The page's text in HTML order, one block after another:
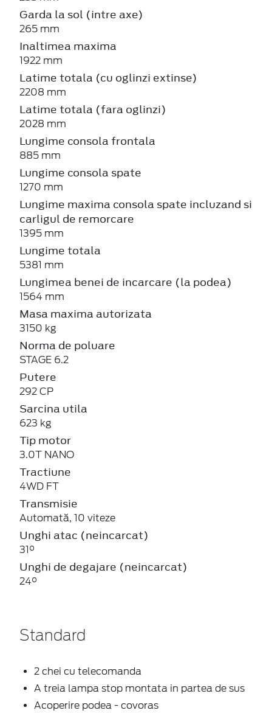
Garda la sol (intre axe)
265 mm
Inaltimea maxima
1922 mm
Latime totala (cu oglinzi extinse)
2208 mm
Latime totala (fara oglinzi)
2028 mm
Lungime consola frontala
885 mm
Lungime consola spate
1270 mm
Lungime maxima consola spate incluzand si
carligul de remorcare
1395 mm
Lungime totala
5381 mm
Lungimea benei de incarcare (la podea)
1564 mm
Masa maxima autorizata
3150 kg
Norma de poluare
STAGE 6.2
Putere
292 CP
Sarcina utila
623 kg
Tip motor
3.0T NANO
Tractiune
4WD FT
Transmisie
Automată, 10 viteze
Unghi atac (neincarcat)
31°
Unghi de degajare (neincarcat)
24°
Standard
2 chei cu telecomanda
A treia lampa stop montata in partea de sus
Acoperire podea - covoras